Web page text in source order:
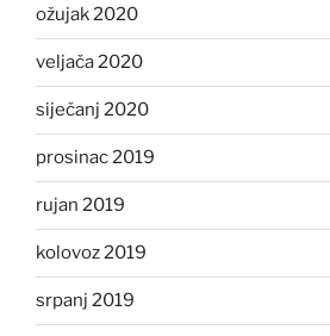
ožujak 2020
veljača 2020
siječanj 2020
prosinac 2019
rujan 2019
kolovoz 2019
srpanj 2019